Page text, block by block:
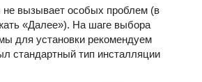
не вызывает особых проблем (в
«Далее»). На шаге выбора
для установки рекомендуем
стандартный тип инсталляции